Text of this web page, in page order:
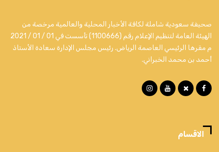
صحيفة سعودية شاملة لكافة الأخبار المحلية والعالمية مرخصة من
الهيئة العامة لتنظيم الإعلام رقم (1100666) تأسست في 01 / 01 / 2021
م مقرها الرئيسي العاصمة الرياض. رئيس مجلس الإدارة سعادة الأستاذ
أحمد بن محمد الخبراني.
الاقسام